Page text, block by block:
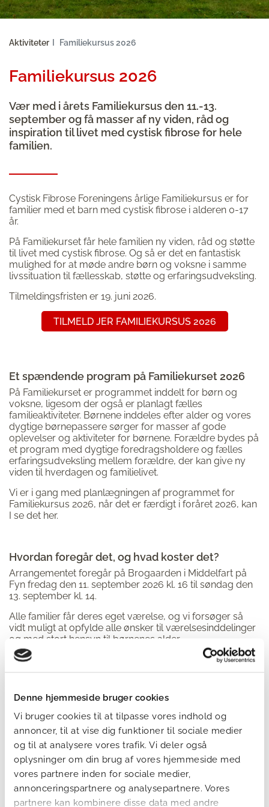
Denne hjemmeside bruger cookies
Vi bruger cookies til at tilpasse vores indhold og
annoncer, til at vise dig funktioner til sociale medier
og til at analysere vores trafik. Vi deler også
oplysninger om din brug af vores hjemmeside med
vores partnere inden for sociale medier,
annonceringspartnere og analysepartnere. Vores
partnere kan kombinere disse data med andre
Aktiviteter Familiekursus 2026
Familiekursus 2026
Vær med i årets Familiekursus den 11.-13.
september og få masser af ny viden, råd og
inspiration til livet med cystisk fibrose for hele
familien.
Cystisk Fibrose Foreningens årlige Familiekursus er for
familier med et barn med cystisk fibrose i alderen 0-17
år.
På Familiekurset får hele familien ny viden, råd og støtte
til livet med cystisk fibrose. Og så er det en fantastisk
mulighed for at møde andre børn og voksne i samme
livssituation til fællesskab, støtte og erfaringsudveksling.
Tilmeldingsfristen er 19. juni 2026.
TILMELD JER FAMILIEKURSUS 2026
Et spændende program på Familiekurset 2026
På Familiekurset er programmet inddelt for børn og
voksne, ligesom der også er planlagt fælles
familieaktiviteter. Børnene inddeles efter alder og vores
dygtige børnepassere sørger for masser af gode
oplevelser og aktiviteter for børnene. Forældre bydes på
et program med dygtige foredragsholdere og fælles
erfaringsudveksling mellem forældre, der kan give ny
viden til hverdagen og familielivet.
Vi er i gang med planlægningen af programmet for
Familiekursus 2026, når det er færdigt i foråret 2026, kan
I se det her.
Hvordan foregår det, og hvad koster det?
Arrangementet foregår på Brogaarden i Middelfart på
Fyn fredag den 11. september 2026 kl. 16 til søndag den
13. september kl. 14.
Alle familier får deres eget værelse, og vi forsøger så
vidt muligt at opfylde alle ønsker til værelsesinddelinger
og med stort hensyn til børnenes alder.
Der er et deltagergebyr på 500 kr. for hver familie,
ligesom I selv står for transport og
ophold, aktiviteter og tre måltider om dagen betalt af
foreningen.
I kan læse mere om Familiekurset her
Sådan tilmelder I jer Familiekurset
Arrangementet er kun for medlemmer af Cystisk Fibrose
Foreningen med et Familiemedlemskab.